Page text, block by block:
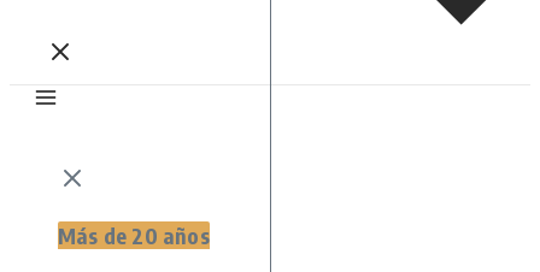
Más de 20 años